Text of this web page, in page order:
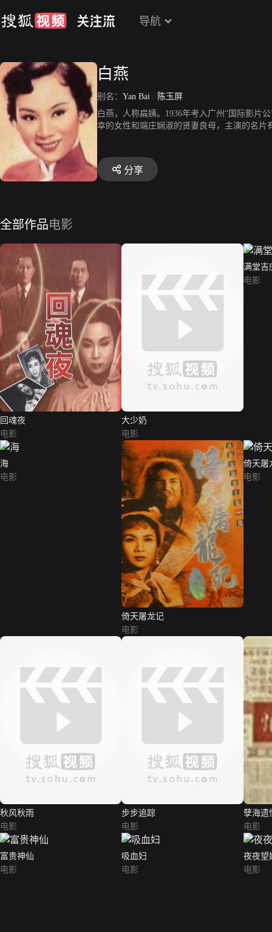
导航
白燕
别名： Yan Bai / 陈玉屏
白燕，人称扁姨。1936年考入广州“国际影片
幸的女性和端庄娴淑的贤妻良母，主演的名片
分享
全部作品电影
回魂夜
电影
大少奶
电影
满堂吉
电影
海
电影
倚天屠龙记
电影
倚天屠
电影
秋风秋雨
电影
步步追踪
电影
孽海遗
电影
富贵神仙
电影
吸血妇
电影
夜夜望
电影